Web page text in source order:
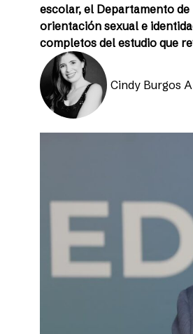
escolar, el Departamento
orientación sexual e
completos del estudio que
Cindy Burgos